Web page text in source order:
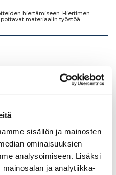
sisällön ja mainosten
ominaisuuksien
analysoimiseen. Lisäksi
ja analytiikka-
hiertämiseen. Hiertimen
materiaalin työstöä.